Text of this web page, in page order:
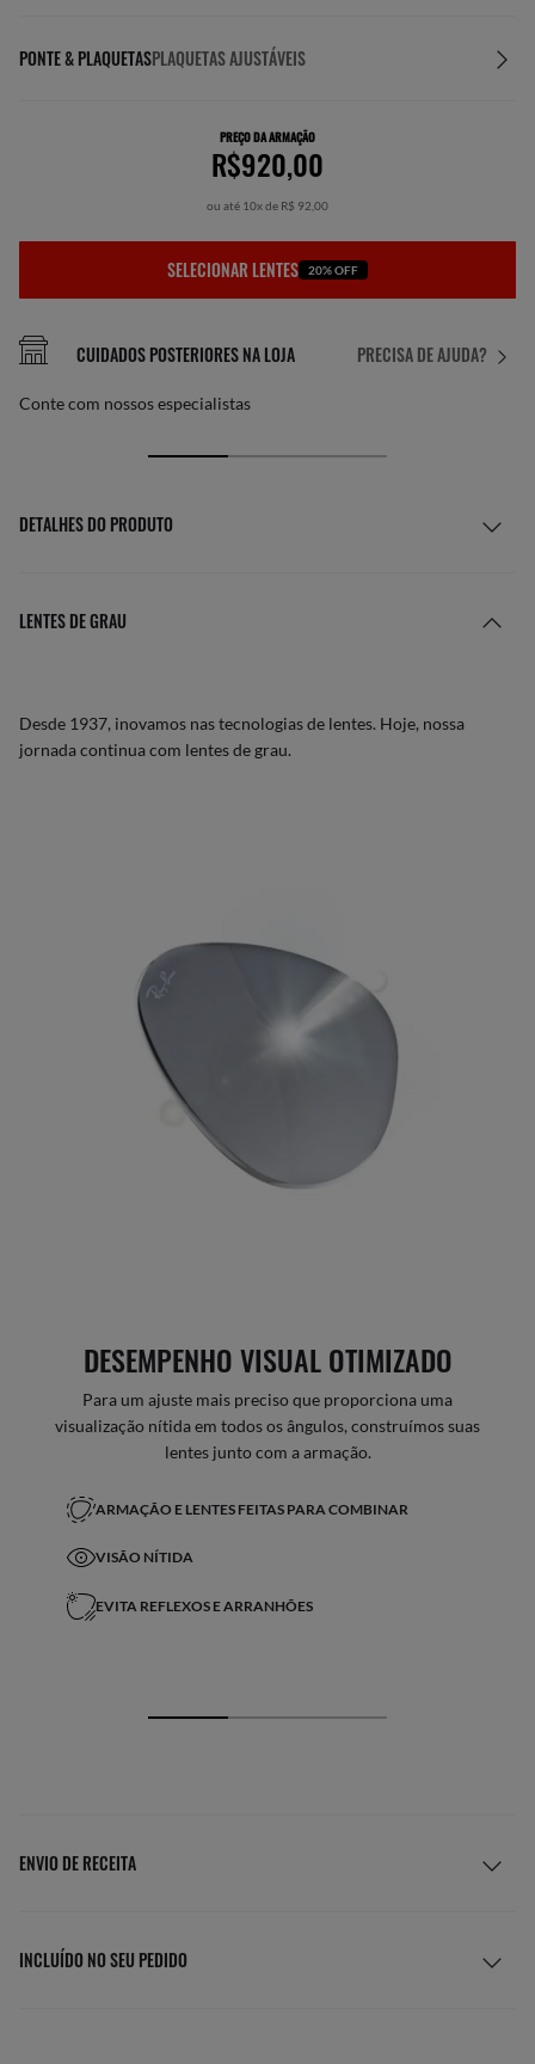
PONTE & PLAQUETASPLAQUETAS AJUSTÁVEIS
PREÇO DA ARMAÇÃO
R$920,00
ou até 10x de R$ 92,00
SELECIONAR LENTES 20% OFF
PRECISA DE AJUDA?
CUIDADOS POSTERIORES NA LOJA
Conte com nossos especialistas
DETALHES DO PRODUTO
LENTES DE GRAU
Desde 1937, inovamos nas tecnologias de lentes. Hoje, nossa
jornada continua com lentes de grau.
DESEMPENHO VISUAL OTIMIZADO
Para um ajuste mais preciso que proporciona uma
visualização nítida em todos os ângulos, construímos suas
lentes junto com a armação.
ARMAÇÃO E LENTES FEITAS PARA COMBINAR
VISÃO NÍTIDA
EVITA REFLEXOS E ARRANHÕES
ENVIO DE RECEITA
INCLUÍDO NO SEU PEDIDO